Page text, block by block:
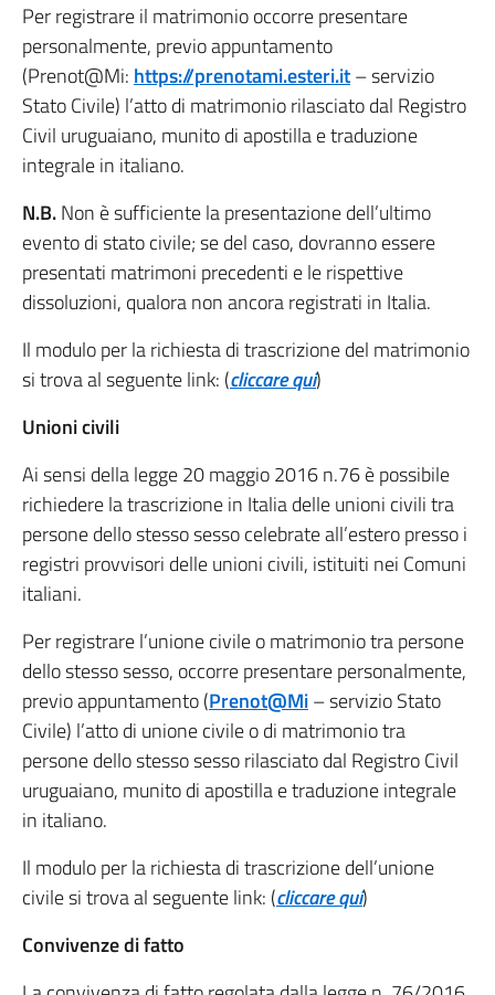
Per registrare il matrimonio occorre presentare
personalmente, previo appuntamento
(Prenot@Mi: https://prenotami.esteri.it– servizio
Stato Civile) l’atto di matrimonio rilasciato dal Registro
Civil uruguaiano, munito di apostilla e traduzione
integrale in italiano.
N.B.Non è sufficiente la presentazione dell’ultimo
evento di stato civile; se del caso, dovranno essere
presentati matrimoni precedenti e le rispettive
dissoluzioni, qualora non ancora registrati in Italia.
Il modulo per la richiesta di trascrizione del matrimonio
si trova al seguente link: (cliccare qui)
Unioni civili
Ai sensi della legge 20 maggio 2016 n.76 è possibile
richiedere la trascrizione in Italia delle unioni civili tra
persone dello stesso sesso celebrate all’estero presso i
registri provvisori delle unioni civili, istituiti nei Comuni
italiani.
Per registrare l’unione civile o matrimonio tra persone
dello stesso sesso, occorre presentare personalmente,
previo appuntamento (Prenot@Mi– servizio Stato
Civile) l’atto di unione civile o di matrimonio tra
persone dello stesso sesso rilasciato dal Registro Civil
uruguaiano, munito di apostilla e traduzione integrale
in italiano.
Il modulo per la richiesta di trascrizione dell’unione
civile si trova al seguente link: (cliccare qui)
Convivenze di fatto